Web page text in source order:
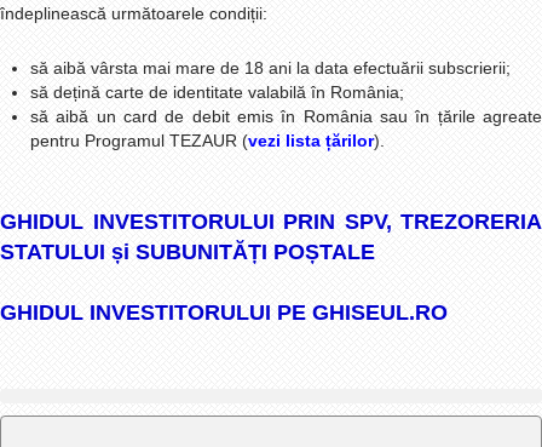
îndeplinească următoarele condiții:
să aibă vârsta mai mare de 18 ani la data efectuării subscrierii;
să dețină carte de identitate valabilă în România;
să aibă un card de debit emis în România sau în țările agreate
pentru Programul TEZAUR (vezi lista țărilor).
GHIDUL INVESTITORULUI PRIN SPV, TREZORERIA
STATULUI și SUBUNITĂȚI POȘTALE
GHIDUL INVESTITORULUI PE GHISEUL.RO